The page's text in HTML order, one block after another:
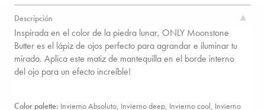
Descripción
Inspirada en el color de la piedra lunar, ONLY Moonstone
Butter es el lápiz de ojos perfecto para agrandar e iluminar tu
mirada. Aplica este matiz de mantequilla en el borde interno
del ojo para un efecto increíble!
Color palette: Invierno Absoluto, Invierno deep, Invierno cool, Invierno